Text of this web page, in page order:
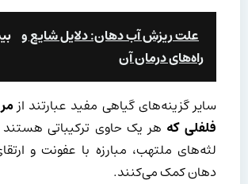
علت ریزش آب دهان: دلایل شایع و
راه‌های درمان آن
سایر گزینه‌های گیاهی مفید عبارتند از
فلفلی که هر یک حاوی ترکیباتی
لثه‌های ملتهب، مبارزه با عفونت و
دهان کمک می‌کنند.